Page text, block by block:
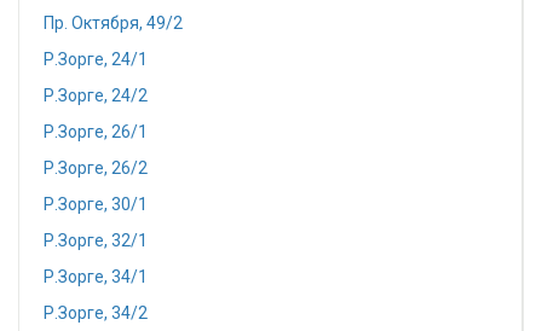
Пр. Октября, 49/2
Р.Зорге, 24/1
Р.Зорге, 24/2
Р.Зорге, 26/1
Р.Зорге, 26/2
Р.Зорге, 30/1
Р.Зорге, 32/1
Р.Зорге, 34/1
Р.Зорге, 34/2